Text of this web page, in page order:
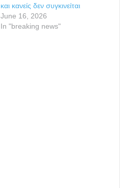
και κανείς δεν συγκινείται
June 16, 2026
In "breaking news"